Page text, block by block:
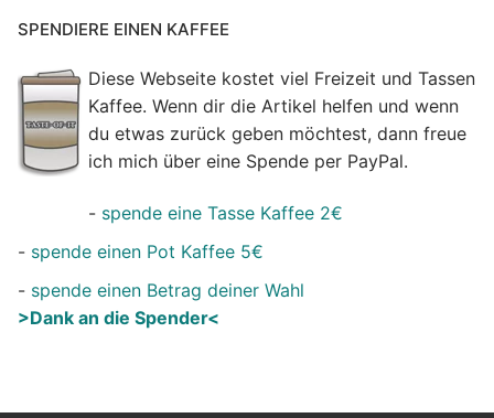
SPENDIERE EINEN KAFFEE
Diese Webseite kostet viel Freizeit und Tassen
Kaffee. Wenn dir die Artikel helfen und wenn
du etwas zurück geben möchtest, dann freue
ich mich über eine Spende per PayPal.
- spende eine Tasse Kaffee 2€
- spende einen Pot Kaffee 5€
- spende einen Betrag deiner Wahl
>Dank an die Spender<